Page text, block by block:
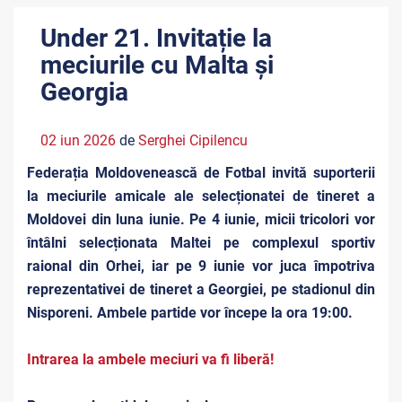
Under 21. Invitație la
meciurile cu Malta și
Georgia
02 iun 2026 de Serghei Cipilencu
Federația Moldovenească de Fotbal invită suporterii
la meciurile amicale ale selecționatei de tineret a
Moldovei din luna iunie. Pe 4 iunie, micii tricolori vor
întâlni selecționata Maltei pe complexul sportiv
raional din Orhei, iar pe 9 iunie vor juca împotriva
reprezentativei de tineret a Georgiei, pe stadionul din
Nisporeni. Ambele partide vor începe la ora 19:00.
Intrarea la ambele meciuri va fi liberă!